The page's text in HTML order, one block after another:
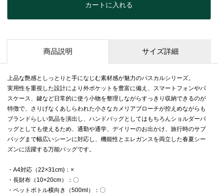
カートに入れる
商品説明 サイズ詳細
上品な艶感としっとりと手になじむ素材感が魅力のパスカルシリーズ。
実用性を重視した設計により外ポケットを豊富に備え、スマートフォンやパ
スケース、鍵など日常的に使う小物を整理しながらすっきり収納できるのが
特徴で、さりげなくあしらわれた小さなカメリアブローチが控えめながらも
ブランドらしい気品を演出し、ハンドバッグとしてはもちろんショルダーバ
ッグとしても使えるため、通勤や通学、デイリーのお出かけ、旅行時のサブ
バッグまで幅広いシーンに対応し、機能性とエレガンスを両立した春夏シー
ズンに活躍する万能バッグです。
・A4対応（22×31cm)：×
・長財布（10×20cm）：〇
・ペットボトル横向き（500ml）：〇